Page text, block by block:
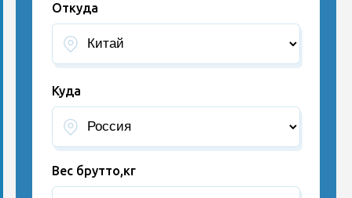
Откуда
Куда
Вес брутто,кг